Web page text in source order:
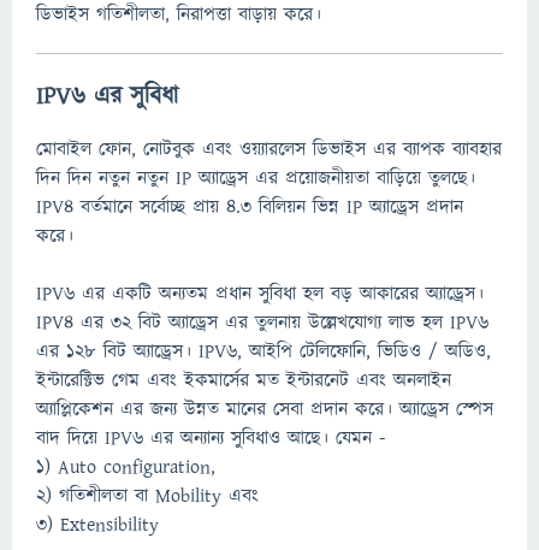
ডিভাইস গতিশীলতা, নিরাপত্তা বাড়ায় করে।
IPV6 এর সুবিধা
মোবাইল ফোন, নোটবুক এবং ওয়্যারলেস ডিভাইস এর ব্যাপক ব্যাবহার
দিন দিন নতুন নতুন IP অ্যাড্রেস এর প্রয়োজনীয়তা বাড়িয়ে তুলছে।
IPV4 বর্তমানে সর্বোচ্ছ প্রায় ৪.৩ বিলিয়ন ভিন্ন IP অ্যাড্রেস প্রদান
করে।
IPV6 এর একটি অন্যতম প্রধান সুবিধা হল বড় আকারের অ্যাড্রেস।
IPV4 এর ৩২ বিট অ্যাড্রেস এর তুলনায় উল্লেখযোগ্য লাভ হল IPV6
এর ১২৮ বিট অ্যাড্রেস। IPV6, আইপি টেলিফোনি, ভিডিও / অডিও,
ইন্টারেক্টিভ গেম এবং ইকমার্সের মত ইন্টারনেট এবং অনলাইন
অ্যাপ্লিকেশন এর জন্য উন্নত মানের সেবা প্রদান করে। অ্যাড্রেস স্পেস
বাদ দিয়ে IPV6 এর অন্যান্য সুবিধাও আছে। যেমন -
১) Auto configuration,
২) গতিশীলতা বা Mobility এবং
৩) Extensibility